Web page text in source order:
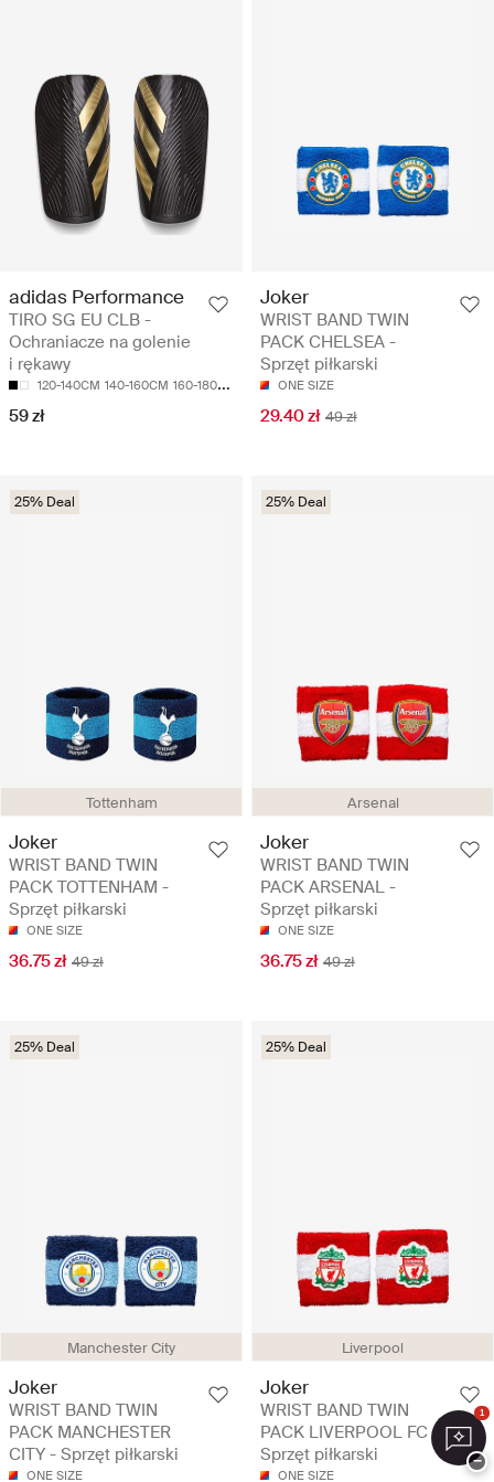
adidas Performance
TIRO SG EU CLB -
Ochraniacze na golenie
i rękawy
120-140CM 140-160CM 160-180CM
59 zł
Joker
WRIST BAND TWIN
PACK CHELSEA -
Sprzęt piłkarski
ONE SIZE
29.40 zł 49 zł
Tottenham
25% Deal
Joker
WRIST BAND TWIN
PACK TOTTENHAM -
Sprzęt piłkarski
ONE SIZE
36.75 zł 49 zł
Arsenal
25% Deal
Joker
WRIST BAND TWIN
PACK ARSENAL -
Sprzęt piłkarski
ONE SIZE
36.75 zł 49 zł
Manchester City
25% Deal
Joker
WRIST BAND TWIN
PACK MANCHESTER
CITY - Sprzęt piłkarski
ONE SIZE
Liverpool
25% Deal
Joker
WRIST BAND TWIN
PACK LIVERPOOL FC -
Sprzęt piłkarski
ONE SIZE
1
−